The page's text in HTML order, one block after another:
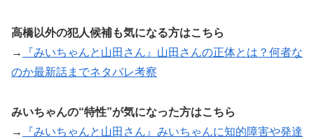
高橋以外の犯人候補も気になる方はこちら
→
『みいちゃんと山田さん』山田さんの正体とは？何者な
のか最新話までネタバレ考察
みいちゃんの“特性”が気になった方はこちら
→
『みいちゃんと山田さん』みいちゃんに知的障害や発達